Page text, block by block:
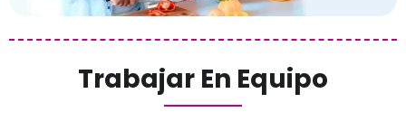
Trabajar En Equipo